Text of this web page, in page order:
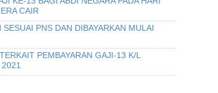
CAIR
PNS DAN DIBAYARKAN MULAI
PEMBAYARAN GAJI-13 K/L